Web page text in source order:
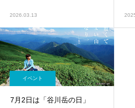
2026.03.13
イベント
7月2日は「谷川岳の日」